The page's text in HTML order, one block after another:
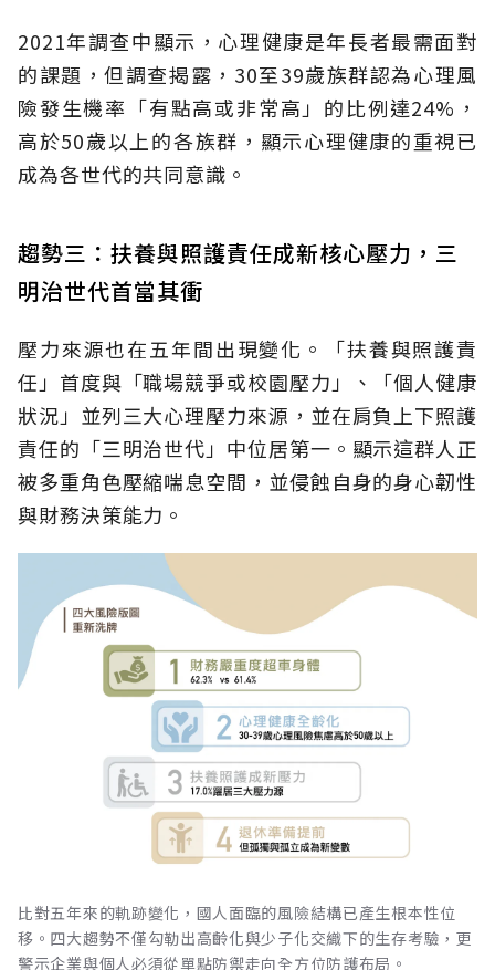
2021年調查中顯示，心理健康是年長者最需面對
的課題，但調查揭露，30至39歲族群認為心理風
險發生機率「有點高或非常高」的比例達24%，
高於50歲以上的各族群，顯示心理健康的重視已
成為各世代的共同意識。
趨勢三：扶養與照護責任成新核心壓力，三
明治世代首當其衝
壓力來源也在五年間出現變化。「扶養與照護責
任」首度與「職場競爭或校園壓力」、「個人健康
狀況」並列三大心理壓力來源，並在肩負上下照護
責任的「三明治世代」中位居第一。顯示這群人正
被多重角色壓縮喘息空間，並侵蝕自身的身心韌性
與財務決策能力。
比對五年來的軌跡變化，國人面臨的風險結構已產生根本性位
移。四大趨勢不僅勾勒出高齡化與少子化交織下的生存考驗，更
警示企業與個人必須從單點防禦走向全方位防護布局。